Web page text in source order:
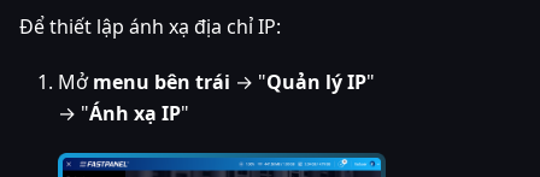
Để thiết lập ánh xạ địa chỉ IP:
Mởmenu bên trái → "Quản lý IP"
→ "Ánh xạ IP"